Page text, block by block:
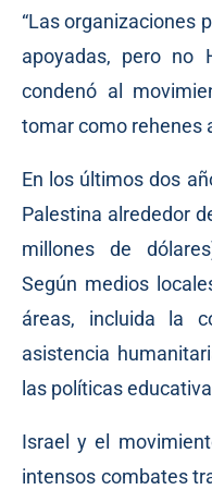
“Las organizaciones
apoyadas, pero no
condenó al
tomar como rehenes
En los últimos dos
Palestina alrededor
millones de
Según medios
áreas, incluida la
asistencia
las políticas
Israel y el
intensos combates